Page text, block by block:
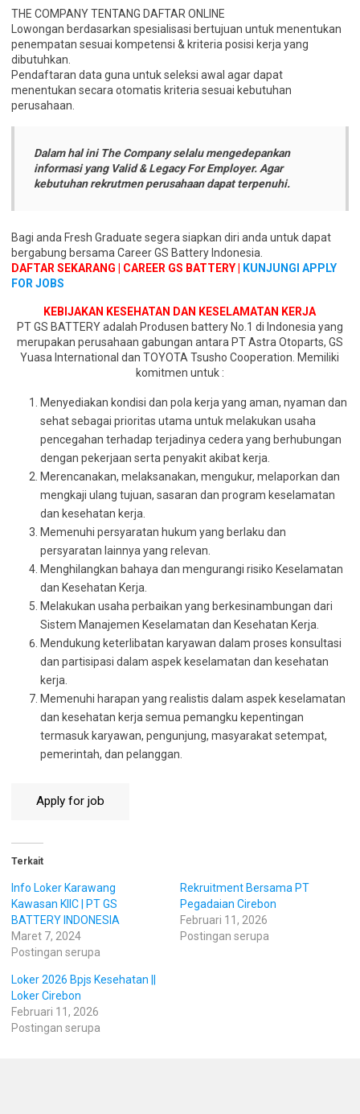
THE COMPANY TENTANG DAFTAR ONLINE
Lowongan berdasarkan spesialisasi bertujuan untuk menentukan
penempatan sesuai kompetensi & kriteria posisi kerja yang
dibutuhkan.
Pendaftaran data guna untuk seleksi awal agar dapat
menentukan secara otomatis kriteria sesuai kebutuhan
perusahaan.
Dalam hal ini The Company selalu mengedepankan
informasi yang Valid & Legacy For Employer. Agar
kebutuhan rekrutmen perusahaan dapat terpenuhi.
Bagi anda Fresh Graduate segera siapkan diri anda untuk dapat
bergabung bersama Career GS Battery Indonesia.
DAFTAR SEKARANG | CAREER GS BATTERY |
KUNJUNGI APPLY
FOR JOBS
KEBIJAKAN KESEHATAN DAN KESELAMATAN KERJA
PT GS BATTERY adalah Produsen battery No.1 di Indonesia yang
merupakan perusahaan gabungan antara PT Astra Otoparts, GS
Yuasa International dan TOYOTA Tsusho Cooperation. Memiliki
komitmen untuk :
Menyediakan kondisi dan pola kerja yang aman, nyaman dan
sehat sebagai prioritas utama untuk melakukan usaha
pencegahan terhadap terjadinya cedera yang berhubungan
dengan pekerjaan serta penyakit akibat kerja.
Merencanakan, melaksanakan, mengukur, melaporkan dan
mengkaji ulang tujuan, sasaran dan program keselamatan
dan kesehatan kerja.
Memenuhi persyaratan hukum yang berlaku dan
persyaratan lainnya yang relevan.
Menghilangkan bahaya dan mengurangi risiko Keselamatan
dan Kesehatan Kerja.
Melakukan usaha perbaikan yang berkesinambungan dari
Sistem Manajemen Keselamatan dan Kesehatan Kerja.
Mendukung keterlibatan karyawan dalam proses konsultasi
dan partisipasi dalam aspek keselamatan dan kesehatan
kerja.
Memenuhi harapan yang realistis dalam aspek keselamatan
dan kesehatan kerja semua pemangku kepentingan
termasuk karyawan, pengunjung, masyarakat setempat,
pemerintah, dan pelanggan.
Terkait
Info Loker Karawang
Kawasan KIIC | PT GS
BATTERY INDONESIA
Maret 7, 2024
Postingan serupa
Rekruitment Bersama PT
Pegadaian Cirebon
Februari 11, 2026
Postingan serupa
Loker 2026 Bpjs Kesehatan ||
Loker Cirebon
Februari 11, 2026
Postingan serupa